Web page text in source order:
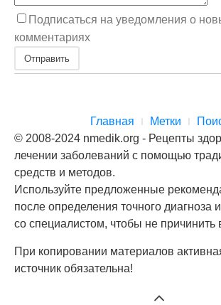
Подписаться на уведомления о
комментариях
Отправить
Главная Метки
© 2008-2024 nmedik.org - Рецепты
лечении заболеваний с помощью
средств и методов.
Используйте предложенные
после определения точного диагноза
со специалистом, чтобы не причинить
При копировании материалов
источник обязательна!